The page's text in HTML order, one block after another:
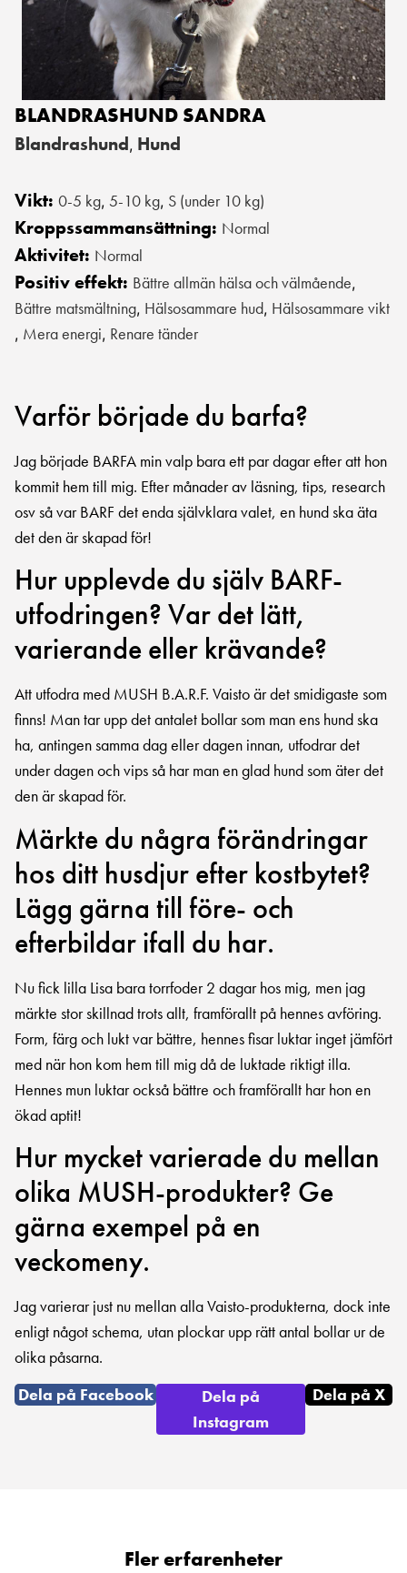
BLANDRASHUND SANDRA
Blandrashund, Hund
Vikt: 0-5 kg, 5-10 kg, S (under 10 kg)
Kroppssammansättning: Normal
Aktivitet: Normal
Positiv effekt: Bättre allmän hälsa och välmående,
Bättre matsmältning, Hälsosammare hud, Hälsosammare vikt
, Mera energi, Renare tänder
Varför började du barfa?
Jag började BARFA min valp bara ett par dagar efter att hon
kommit hem till mig. Efter månader av läsning, tips, research
osv så var BARF det enda självklara valet, en hund ska äta
det den är skapad för!
Hur upplevde du själv BARF-
utfodringen? Var det lätt,
varierande eller krävande?
Att utfodra med MUSH B.A.R.F. Vaisto är det smidigaste som
finns! Man tar upp det antalet bollar som man ens hund ska
ha, antingen samma dag eller dagen innan, utfodrar det
under dagen och vips så har man en glad hund som äter det
den är skapad för.
Märkte du några förändringar
hos ditt husdjur efter kostbytet?
Lägg gärna till före- och
efterbildar ifall du har.
Nu fick lilla Lisa bara torrfoder 2 dagar hos mig, men jag
märkte stor skillnad trots allt, framförallt på hennes avföring.
Form, färg och lukt var bättre, hennes fisar luktar inget jämfört
med när hon kom hem till mig då de luktade riktigt illa.
Hennes mun luktar också bättre och framförallt har hon en
ökad aptit!
Hur mycket varierade du mellan
olika MUSH-produkter? Ge
gärna exempel på en
veckomeny.
Jag varierar just nu mellan alla Vaisto-produkterna, dock inte
enligt något schema, utan plockar upp rätt antal bollar ur de
olika påsarna.
Dela på Facebook
Dela på
Instagram
Dela på X
Fler erfarenheter